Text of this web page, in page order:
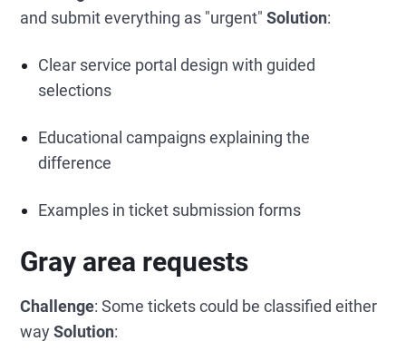
and submit everything as "urgent"Solution:
Clear service portal design with guided
selections
Educational campaigns explaining the
difference
Examples in ticket submission forms
Gray area requests
Challenge: Some tickets could be classified either
waySolution: